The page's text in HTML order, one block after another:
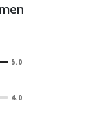
5.0
4.0